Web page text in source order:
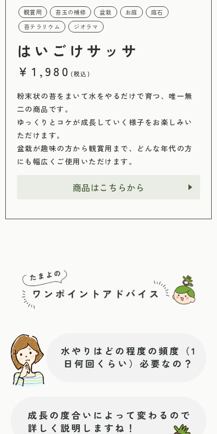
観賞用 苔玉の補修 盆栽 お庭
庭石
苔テラリウム
ジオラマ
はいごけサッサ
￥1,980 (税込)
粉末状の苔をまいて水をやるだけで育つ、唯一無
二の商品です。
ゆっくりとコケが成長していく様子をお楽しみい
ただけます。
盆栽が趣味の方から観賞用まで、どんな年代の方
にも幅広くご使用いただけます。
商品はこちらから